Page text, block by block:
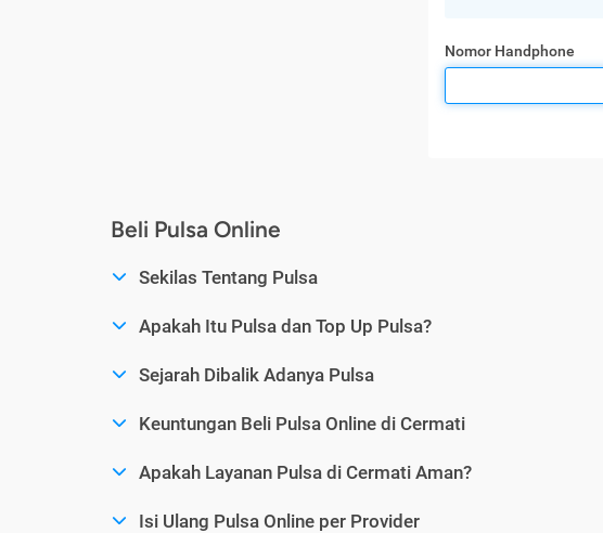
Nomor Handphone
Beli Pulsa Online
Sekilas Tentang Pulsa
Apakah Itu Pulsa dan Top Up Pulsa?
Sejarah Dibalik Adanya Pulsa
Keuntungan Beli Pulsa Online di Cermati
Apakah Layanan Pulsa di Cermati Aman?
Isi Ulang Pulsa Online per Provider